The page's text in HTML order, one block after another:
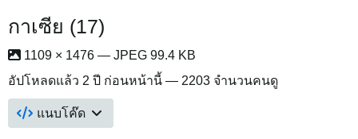
กาเซีย (17)
1109 × 1476 — JPEG 99.4 KB
อัปโหลดแล้ว 2 ปี ก่อนหน้านี้ — 2203 จำนวนคนดู
แนบโค๊ด